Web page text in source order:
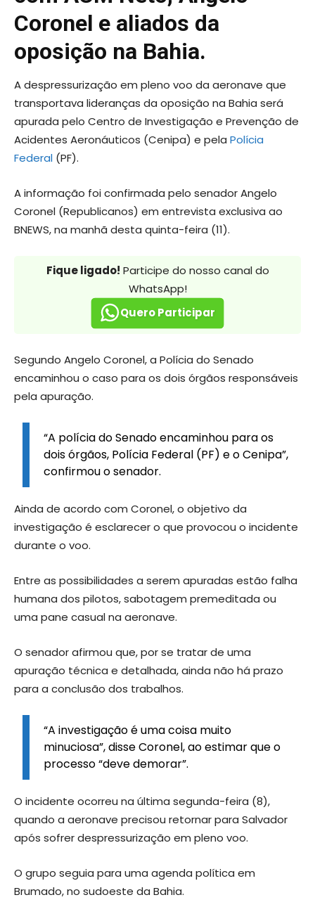
Coronel e aliados da
oposição na Bahia.
A despressurização em pleno voo da aeronave que
transportava lideranças da oposição na Bahia será
apurada pelo Centro de Investigação e Prevenção de
Acidentes Aeronáuticos (Cenipa) e pela Polícia
Federal (PF).
A informação foi confirmada pelo senador Angelo
Coronel (Republicanos) em entrevista exclusiva ao
BNEWS, na manhã desta quinta-feira (11).
Fique ligado! Participe do nosso canal do
WhatsApp!
Quero Participar
Segundo Angelo Coronel, a Polícia do Senado
encaminhou o caso para os dois órgãos responsáveis
pela apuração.
“A polícia do Senado encaminhou para os
dois órgãos, Polícia Federal (PF) e o Cenipa”,
confirmou o senador.
Ainda de acordo com Coronel, o objetivo da
investigação é esclarecer o que provocou o incidente
durante o voo.
Entre as possibilidades a serem apuradas estão falha
humana dos pilotos, sabotagem premeditada ou
uma pane casual na aeronave.
O senador afirmou que, por se tratar de uma
apuração técnica e detalhada, ainda não há prazo
para a conclusão dos trabalhos.
“A investigação é uma coisa muito
minuciosa”, disse Coronel, ao estimar que o
processo “deve demorar”.
O incidente ocorreu na última segunda-feira (8),
quando a aeronave precisou retornar para Salvador
após sofrer despressurização em pleno voo.
O grupo seguia para uma agenda política em
Brumado, no sudoeste da Bahia.